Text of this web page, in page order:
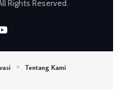
Rights Reserved.
Tentang Kami